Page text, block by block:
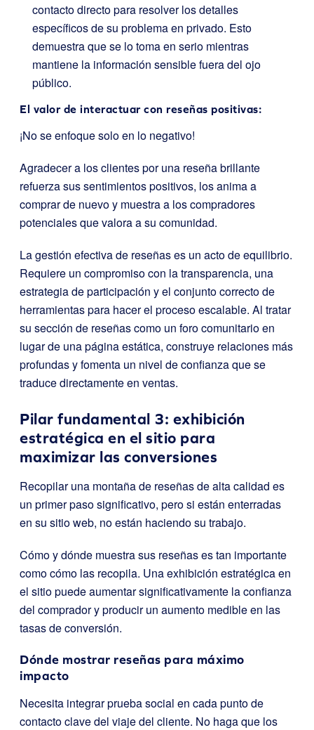
contacto directo para resolver los detalles
específicos de su problema en privado. Esto
demuestra que se lo toma en serio mientras
mantiene la información sensible fuera del ojo
público.
El valor de interactuar con reseñas positivas:
¡No se enfoque solo en lo negativo!
Agradecer a los clientes por una reseña brillante
refuerza sus sentimientos positivos, los anima a
comprar de nuevo y muestra a los compradores
potenciales que valora a su comunidad.
La gestión efectiva de reseñas es un acto de equilibrio.
Requiere un compromiso con la transparencia, una
estrategia de participación y el conjunto correcto de
herramientas para hacer el proceso escalable. Al tratar
su sección de reseñas como un foro comunitario en
lugar de una página estática, construye relaciones más
profundas y fomenta un nivel de confianza que se
traduce directamente en ventas.
Pilar fundamental 3: exhibición
estratégica en el sitio para
maximizar las conversiones
Recopilar una montaña de reseñas de alta calidad es
un primer paso significativo, pero si están enterradas
en su sitio web, no están haciendo su trabajo.
Cómo y dónde muestra sus reseñas es tan importante
como cómo las recopila. Una exhibición estratégica en
el sitio puede aumentar significativamente la confianza
del comprador y producir un aumento medible en las
tasas de conversión.
Dónde mostrar reseñas para máximo
impacto
Necesita integrar prueba social en cada punto de
contacto clave del viaje del cliente. No haga que los